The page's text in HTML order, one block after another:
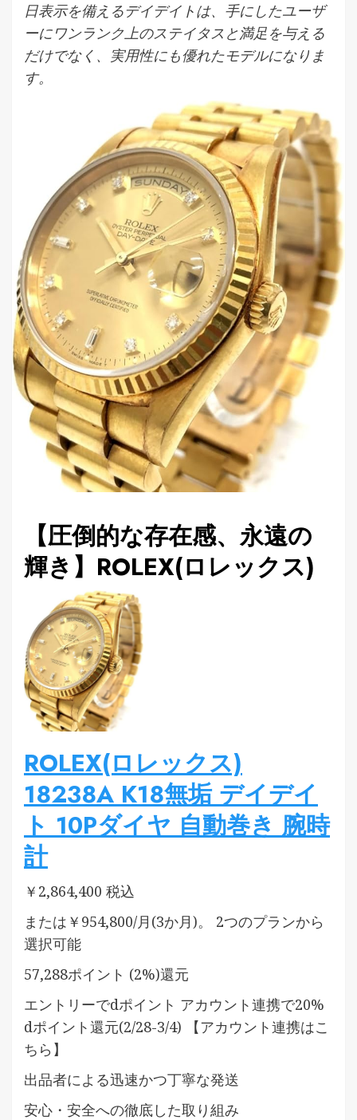
日表示を備えるデイデイトは、手にしたユーザ
ーにワンランク上のステイタスと満足を与える
だけでなく、実用性にも優れたモデルになりま
す。
【圧倒的な存在感、永遠の
輝き】ROLEX(ロレックス)
ROLEX(ロレックス)
18238A K18無垢 デイデイ
ト 10Pダイヤ 自動巻き 腕時
計
￥2,864,400 税込
または￥954,800/月(3か月)。 2つのプランから
選択可能
57,288ポイント (2%)還元
エントリーでdポイント アカウント連携で20%
dポイント還元(2/28-3/4) 【アカウント連携はこ
ちら】
出品者による迅速かつ丁寧な発送
安心・安全への徹底した取り組み